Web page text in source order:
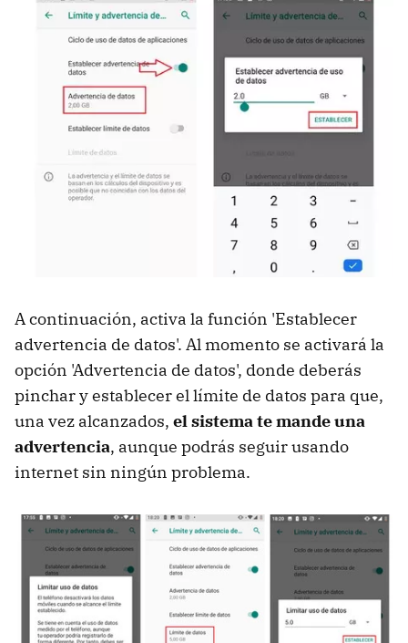
A continuación, activa la función 'Establecer
advertencia de datos'. Al momento se activará la
opción 'Advertencia de datos', donde deberás
pinchar y establecer el límite de datos para que,
una vez alcanzados, el sistema te mande una
advertencia, aunque podrás seguir usando
internet sin ningún problema.